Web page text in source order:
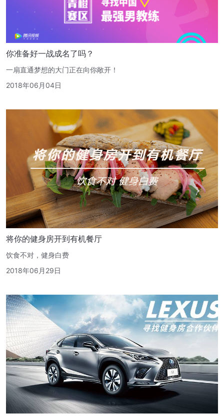
你准备好一战成名了吗？
一扇直通梦想的大门正在向你敞开！
2018年06月04日
将你的健身房开到有机餐厅
饮食不对，健身白费
2018年06月29日